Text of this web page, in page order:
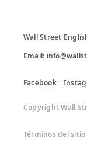
Wall Street
Email:
Facebook
Copyright Wall
Términos del sitio